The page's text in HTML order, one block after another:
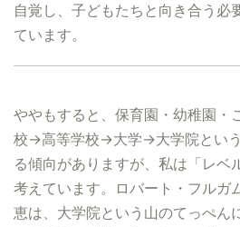
自覚し、子どもたちと向き合う必
ています。
ややもすると、保育園・幼稚園
校→高等学校→大学→大学院という
る傾向がありますが、私は「レベ
考えています。ロバート・フルガ
恵は、大学院という山のてっぺん